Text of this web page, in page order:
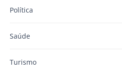
Política
Saúde
Turismo